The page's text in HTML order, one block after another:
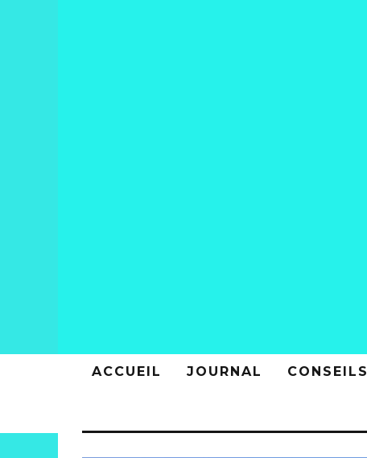
ACCUEIL JOURNAL CONSEILS